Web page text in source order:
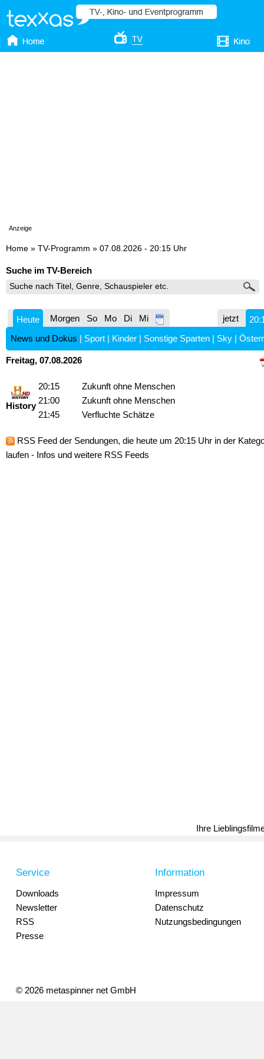
Anzeige
Home » TV-Programm » 07.08.2026 - 20:15 Uhr
Suche im TV-Bereich
Heute Morgen So Mo Di Mi jetzt
News und Dokus | Sport | Kinder | Sonstige Sparten | Sky |
Freitag, 07.08.2026
History
20:15
Zukunft ohne Menschen
21:00
Zukunft ohne Menschen
21:45
Verfluchte Schätze
RSS Feed der Sendungen, die heute um 20:15 Uhr in der
laufen - Infos und weitere RSS Feeds
Ihre
Service
Downloads
Newsletter
RSS
Presse
Information
Impressum
Datenschutz
Nutzungsbedingungen
© 2026 metaspinner net GmbH